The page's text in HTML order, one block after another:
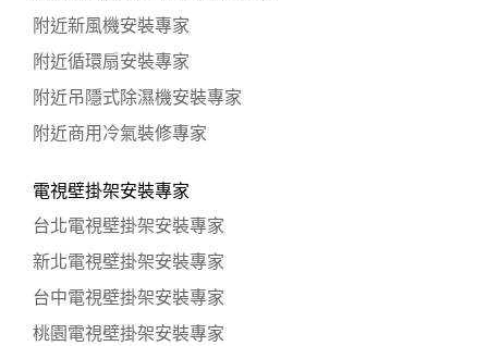
附近新風機安裝專家
附近循環扇安裝專家
附近吊隱式除濕機安裝專家
附近商用冷氣裝修專家
電視壁掛架安裝專家
台北電視壁掛架安裝專家
新北電視壁掛架安裝專家
台中電視壁掛架安裝專家
桃園電視壁掛架安裝專家